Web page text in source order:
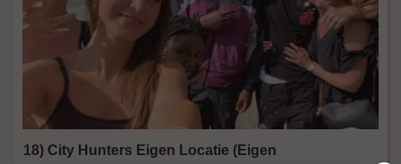
18) City Hunters Eigen Locatie (Eigen